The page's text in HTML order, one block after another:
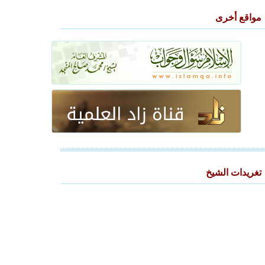
مواقع أخرى
تغريدات الشيخ